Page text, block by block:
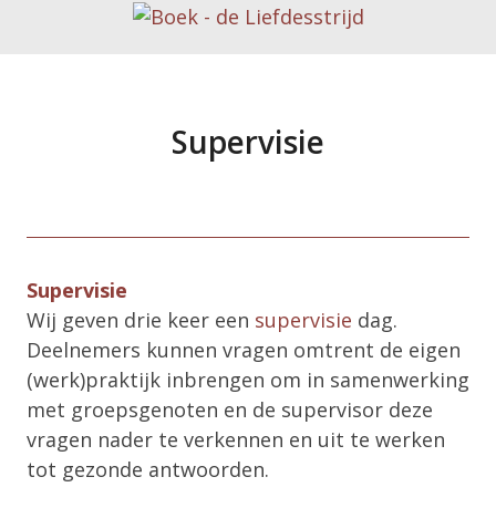
Supervisie
Supervisie
Wij geven drie keer een supervisie dag.
Deelnemers kunnen vragen omtrent de eigen
(werk)praktijk inbrengen om in samenwerking
met groepsgenoten en de supervisor deze
vragen nader te verkennen en uit te werken
tot gezonde antwoorden.